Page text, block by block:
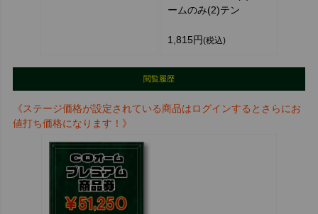
ームのみ(2)テン
1,815円(税込)
閲覧履歴
《ステージ価格が設定されている商品はログインするとさらにお
値打ち価格になります！》